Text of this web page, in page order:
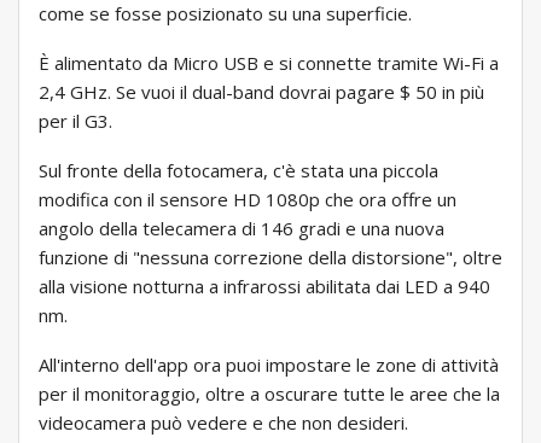
come se fosse posizionato su una superficie.
È alimentato da Micro USB e si connette tramite Wi-Fi a
2,4 GHz. Se vuoi il dual-band dovrai pagare $ 50 in più
per il G3.
Sul fronte della fotocamera, c'è stata una piccola
modifica con il sensore HD 1080p che ora offre un
angolo della telecamera di 146 gradi e una nuova
funzione di "nessuna correzione della distorsione", oltre
alla visione notturna a infrarossi abilitata dai LED a 940
nm.
All'interno dell'app ora puoi impostare le zone di attività
per il monitoraggio, oltre a oscurare tutte le aree che la
videocamera può vedere e che non desideri.